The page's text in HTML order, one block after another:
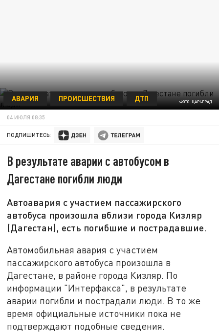
ФОТО: ЦАРЬГРАД
АВАРИЯ ПРОИСШЕСТВИЯ ДТП
04 ИЮЛЯ 08:35
ПОДПИШИТЕСЬ:
В результате аварии с автобусом в
Дагестане погибли люди
Автоавария с участием пассажирского
автобуса произошла вблизи города Кизляр
(Дагестан), есть погибшие и пострадавшие.
Автомобильная авария с участием
пассажирского автобуса произошла в
Дагестане, в районе города Кизляр. По
информации "Интерфакса", в результате
аварии погибли и пострадали люди. В то же
время официальные источники пока не
подтверждают подобные сведения.